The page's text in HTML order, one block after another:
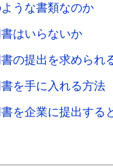
うな書類なのか
はいらないか
の提出を求められ
を手に入れる方法
を企業に提出する